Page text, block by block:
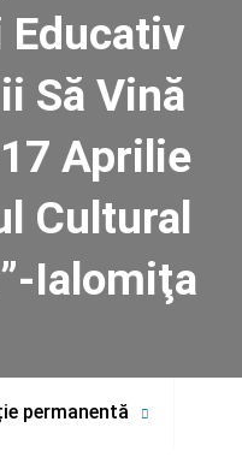
Educativ
Să Vină
Aprilie
Cultural
Ialomiţa
permanentă